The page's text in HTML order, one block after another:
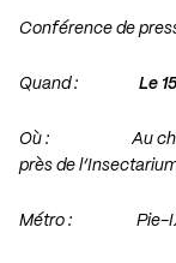
Conférence de
Quand : Le
Où : Au
près de
Métro : Pie-